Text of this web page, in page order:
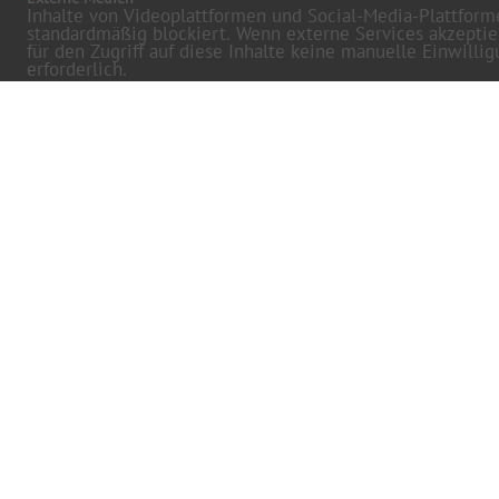
Inhalte von Videoplattformen und Social-Media-
standardmäßig blockiert. Wenn externe Services
für den Zugriff auf diese Inhalte keine manuelle
erforderlich.